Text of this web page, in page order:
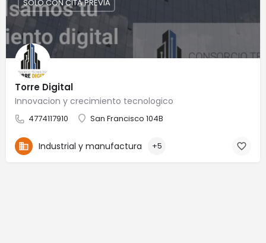
Torre Digital
Innovacion y crecimiento tecnologico
4774117910 San Francisco 104B
SOLO CON CITA PREVIA
Industrial y manufactura +5